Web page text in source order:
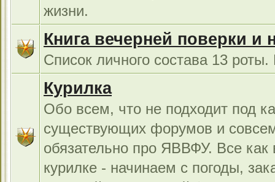
жизни.
Книга вечерней поверки и
Список личного состава 13
Курилка
Обо всем, что не подходит под
существующих форумов и
обязательно про ЯВВФУ. Все как
курилке - начинаем с погоды,